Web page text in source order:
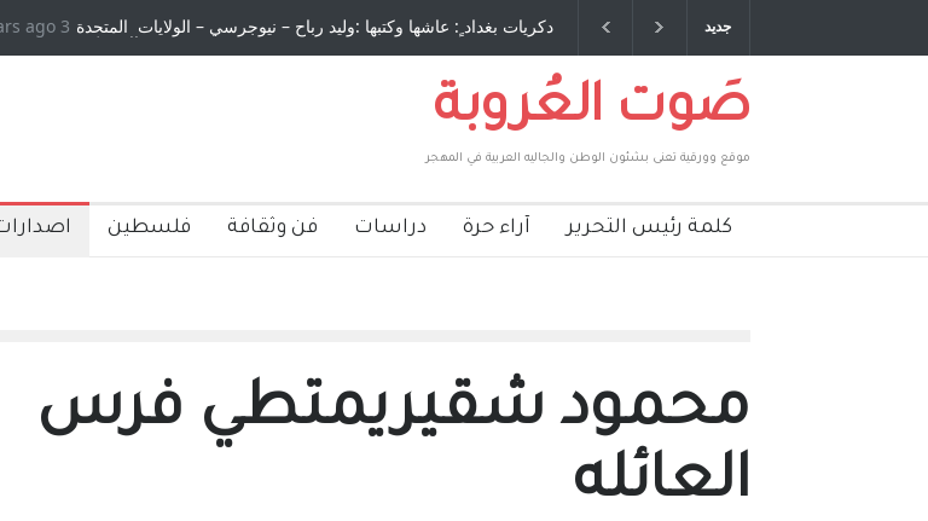
جديد دكريات بغداد ٍ: عاشها وكتبها :وليد رباح – نيوجرسي – الولايات المتحدة
الامريكية
كتب وترافع فيها بنفسه مرة اخرى.. الشيخ
صاغرون،
3 years ago
صَوت العُروبة
موقع وورقية تعنى بشئون الوطن والجاليه العربية في المهجر
كلمة رئيس التحرير آراء حرة دراسات فن وثقافة فلسطين
محمود شقيريمتطي فرس
العائله